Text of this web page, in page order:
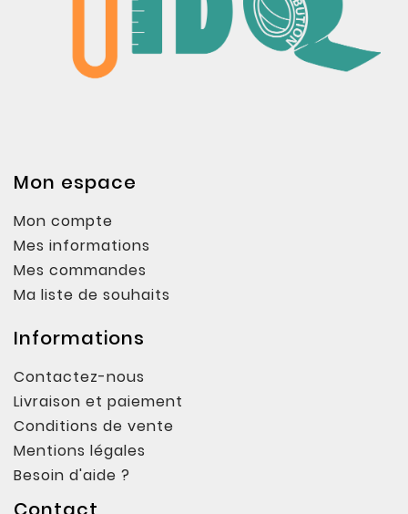
Mon espace
Mon compte
Mes informations
Mes commandes
Ma liste de souhaits
Informations
Contactez-nous
Livraison et paiement
Conditions de vente
Mentions légales
Besoin d'aide ?